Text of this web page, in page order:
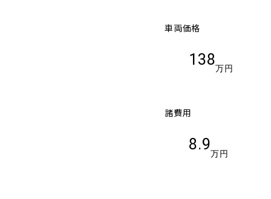
車両価格
138
万円
諸費用
8.9
万円